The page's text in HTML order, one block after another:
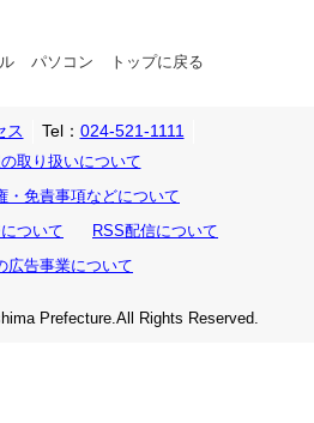
パソコン トップに戻る
ス Tel： 024-521-1111
取り扱いについて
・免責事項などについて
ついて
RSS配信について
広告事業について
Prefecture.All Rights Reserved.